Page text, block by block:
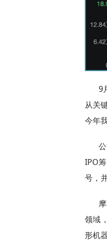
9
从关
今年
IPO
号，
领域
形机